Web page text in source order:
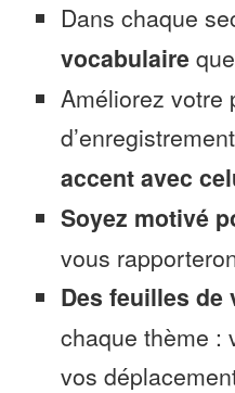
Dans chaque
vocabulaire
Améliorez votre
accent avec
Soyez motivé
vous
Des feuilles
chaque thème :
vos